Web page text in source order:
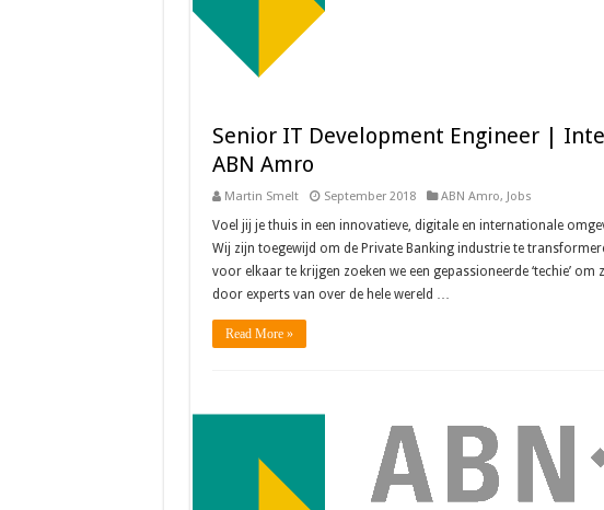
Senior IT Development Engineer |
ABN Amro
Martin Smelt September 2018 ABN Amro, Jobs
Voel jij je thuis in een innovatieve, digitale en internationale
Wij zijn toegewijd om de Private Banking industrie te
voor elkaar te krijgen zoeken we een gepassioneerde ‘techie’
door experts van over de hele wereld …
Read More »